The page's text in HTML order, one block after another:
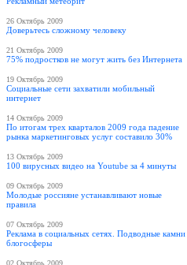
26 Октябрь 2009
Доверьтесь сложному человеку
21 Октябрь 2009
75% подростков не могут жить без Интернета
19 Октябрь 2009
Социальные сети захватили мобильный
интернет
14 Октябрь 2009
По итогам трех кварталов 2009 года падение
рынка маркетинговых услуг составило 30%
13 Октябрь 2009
100 вирусных видео на Youtube за 4 минуты
09 Октябрь 2009
Молодые россияне устанавливают новые
правила
07 Октябрь 2009
Реклама в социальных сетях. Подводные камни
блогосферы
02 Октябрь 2009